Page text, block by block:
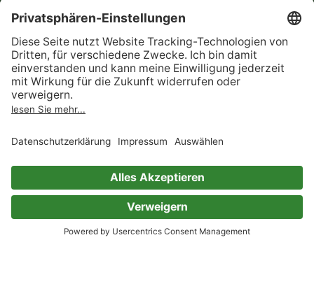
Rechtliches
Datenschutz
AGB
Informationen nach Data
Verträge hier kündigen
Impressum
Vertrag widerrufen